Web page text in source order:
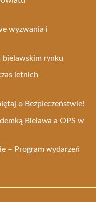
wyzwania i
bielawskim rynku
letnich
o Bezpieczeństwie!
Bielawa a OPS w
– Program wydarzeń